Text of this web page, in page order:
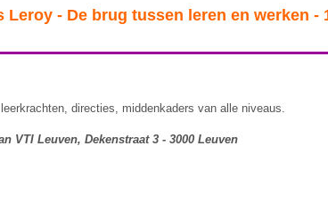
Leroy - De brug tussen leren en werken -
directies, middenkaders van alle niveaus.
VTI Leuven, Dekenstraat 3 - 3000 Leuven